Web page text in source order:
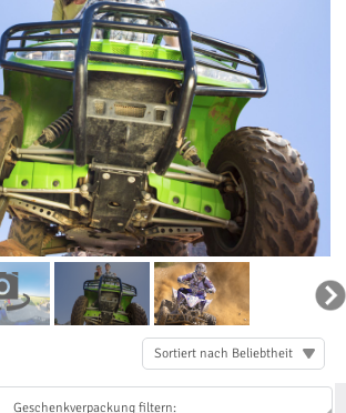
Sortiert nach Beliebtheit
Geschenkverpackung filtern: